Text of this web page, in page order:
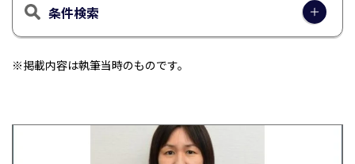
条件検索
※掲載内容は執筆当時のものです。